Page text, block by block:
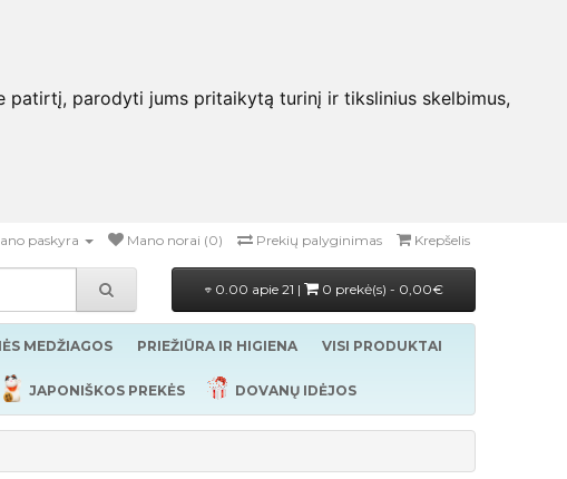
patirtį, parodyti jums pritaikytą turinį ir tikslinius skelbimus,
paskyra Mano norai (0) Prekių palyginimas Krepšelis
0.00 apie 21 | 0 prekė(s) - 0,00€
MEDŽIAGOS PRIEŽIŪRA IR HIGIENA VISI PRODUKTAI
JAPONIŠKOS PREKĖS DOVANŲ IDĖJOS